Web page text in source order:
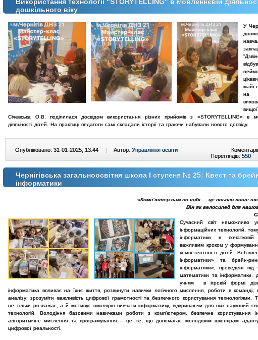
дошкільного віку
У
Січевська О.В. поділилася
досвідом використання різних прийомів з «STORYTELLING» в
діяльності дітей. На практиці педагоги самі складали історії та граючи набували нового досвіду.
Опубліковано: 31-01-2025, 13:44 | Автор: Управління освіти
Переглядів: 550
Чернігівська загальноосвітня школа І ступеня № 25: Квест та
інформатики
«Комп’ютер сам по собі — це всього лише
Він як велосипед для
Сучасний світ неможливо
інформаційних технологій,
інформатики в
важливим кроком у
компетентності дітей. Веб-
інформатики» та брейн-
інформатики», проведені
математики та інформатики,
учням в ігровій формі
інформатика впливає на їхнє життя, розвинути навички логічного мислення, роботи в команді,
аналізу; зрозуміти важливість цифрової грамотності та безпечного користування технологіями.
не тільки розважає, а й мотивує школярів вивчати інформатику, відкриваючи для них науковий
технологій. Володіння базовими навичками роботи з комп’ютером, безпечне користування
алгоритмічне мислення та програмування – це те, що допомагає молодшим школярам
цифрової реальності.